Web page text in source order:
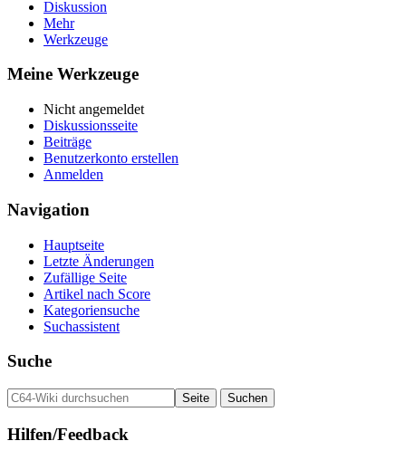
Diskussion
Mehr
Werkzeuge
Meine Werkzeuge
Nicht angemeldet
Diskussionsseite
Beiträge
Benutzerkonto erstellen
Anmelden
Navigation
Hauptseite
Letzte Änderungen
Zufällige Seite
Artikel nach Score
Kategoriensuche
Suchassistent
Suche
Hilfen/Feedback